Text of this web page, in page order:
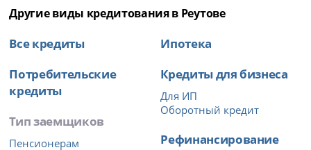
Другие виды кредитования в Реутове
Все кредиты
Потребительские
кредиты
Тип заемщиков
Пенсионерам
Ипотека
Кредиты для бизнеса
Для ИП
Оборотный кредит
Рефинансирование